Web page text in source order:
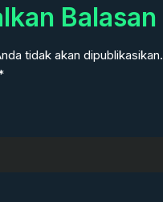
Balasan
tidak akan dipublikasikan.